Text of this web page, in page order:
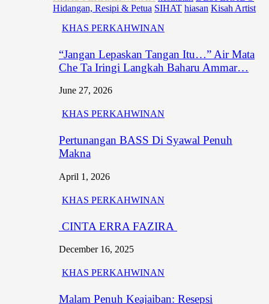
Hidangan, Resipi & Petua SIHAT hiasan Kisah Artist
KHAS PERKAHWINAN
“Jangan Lepaskan Tangan Itu…” Air Mata
Che Ta Iringi Langkah Baharu Ammar…
June 27, 2026
KHAS PERKAHWINAN
Pertunangan BASS Di Syawal Penuh
Makna
April 1, 2026
KHAS PERKAHWINAN
CINTA ERRA FAZIRA
December 16, 2025
KHAS PERKAHWINAN
Malam Penuh Keajaiban: Resepsi